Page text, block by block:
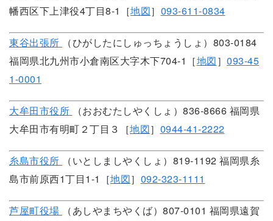
幡西区下上津役4丁目8-1［地図］ 093-611-0834
東谷出張所
（ひがしたにしゅっちょうしょ）803-0184
福岡県北九州市小倉南区大字木下704-1［地図］ 093-45
1-0001
大牟田市役所
（おおむたしやくしょ）836-8666 福岡県
大牟田市有明町２丁目３［地図］ 0944-41-2222
糸島市役所
（いとしましやくしょ）819-1192 福岡県糸
島市前原西1丁目1-1［地図］ 092-323-1111
芦屋町役場
（あしやまちやくば）807-0101 福岡県遠賀